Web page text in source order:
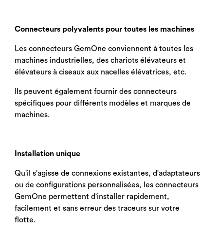
Connecteurs polyvalents pour toutes les machines
Les connecteurs GemOne conviennent à toutes les
machines industrielles, des chariots élévateurs et
élévateurs à ciseaux aux nacelles élévatrices, etc.
Ils peuvent également fournir des connecteurs
spécifiques pour différents modèles et marques de
machines.
Installation unique
Qu'il s'agisse de connexions existantes, d'adaptateurs
ou de configurations personnalisées, les connecteurs
GemOne permettent d'installer rapidement,
facilement et sans erreur des traceurs sur votre
flotte.